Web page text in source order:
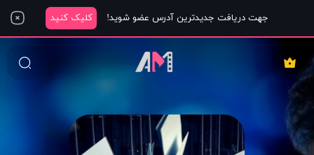
جهت دریافت جدیدترین آدرس عضو شوید! کلیک کنید